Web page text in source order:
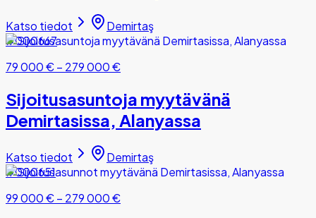
Katso tiedot
Demirtaş
#000667
79 000 €– 279 000 €
Sijoitusasuntoja myytävänä
Demirtasissa, Alanyassa
Katso tiedot
Demirtaş
#000651
99 000 €– 279 000 €